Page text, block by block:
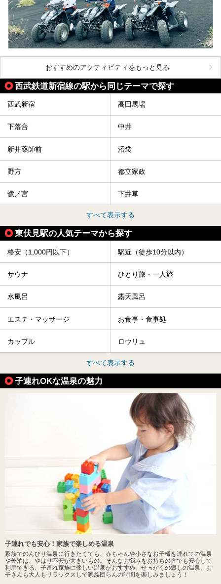
おすすめのアクティビティをもっと見る
西武鉄道新宿線の駅から同じテーマで探す
西武新宿 高田馬場
下落合 中井
新井薬師前 沼袋
野方 都立家政
鷺ノ宮 下井草
すべて表示する
東伏見駅の人気テーマから探す
格安（1,000円以下） 駅近（徒歩10分以内）
サウナ ひとり旅・一人旅
水風呂 露天風呂
エステ・マッサージ お食事・食事処
カップル ロウリュ
すべて表示する
子連れOKな温泉の魅力
子連れでも安心！家族で楽しめる温泉
家族でのんびり温泉に行きたくても、赤ちゃんや小さなお子様を連れての温泉
や外泊は、やはり不安が大きいもの。そんなお悩みをお持ちの方でも安心して
利用できる、子連れ家族に優しい温泉がおすすめ。せっかくの癒しの温泉、お
子さんも大人もリラックスして家族団らんの時間を楽しみましょう！